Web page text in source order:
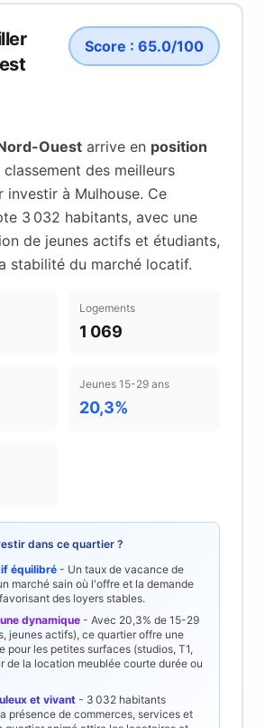
Score : 65.0/100
Ouest arrive en position
des meilleurs
investir à Mulhouse. Ce
3 032 habitants, avec une
de jeunes actifs et étudiants,
stabilité du marché locatif.
Logements
1 069
Jeunes 15-29 ans
20,3%
dans ce quartier ?
équilibré - Un taux de vacance de
marché sain où l'offre et la demande
des loyers stables.
dynamique - Avec 20,3% de 15-29
jeunes actifs), ce quartier offre une
pour les petites surfaces (studios, T1,
de la location meublée courte durée ou
et vivant- 3 032 habitants
présence de commerces, services et